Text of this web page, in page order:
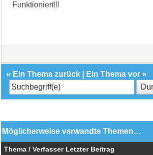
Funktioniert!!!
« Ein Thema zurück Ein Thema vor »
Möglicherweise verwandte Themen…
Thema / Verfasser Letzter Beitrag